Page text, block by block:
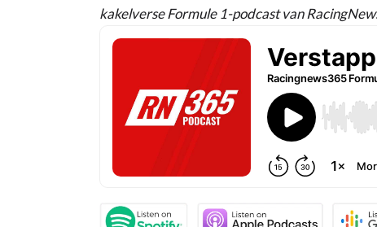
kakelverse Formule 1-podcast van